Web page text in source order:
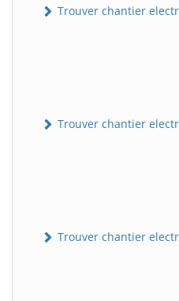
Trouver chantier
Trouver chantier
Trouver chantier